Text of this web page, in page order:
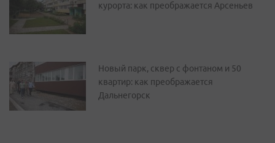
курорта: как преображается Арсеньев
Новый парк, сквер с фонтаном и 50
квартир: как преображается
Дальнегорск